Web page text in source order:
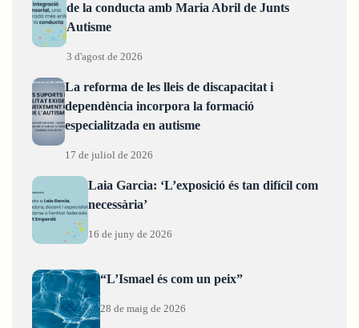
de la conducta amb Maria Abril de Junts
Autisme
3 d'agost de 2026
La reforma de les lleis de discapacitat i
dependència incorpora la formació
especialitzada en autisme
17 de juliol de 2026
Laia Garcia: ‘L’exposició és tan difícil com
necessària’
16 de juny de 2026
“L’Ismael és com un peix”
28 de maig de 2026